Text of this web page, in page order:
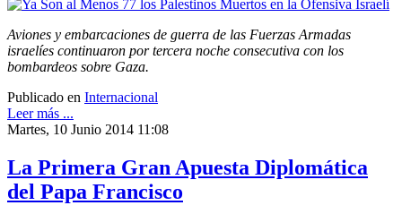
Aviones y embarcaciones de guerra de las Fuerzas Armadas
israelíes continuaron por tercera noche consecutiva con los
bombardeos sobre Gaza.
Publicado en Internacional
Leer más ...
Martes, 10 Junio 2014 11:08
La Primera Gran Apuesta Diplomática
del Papa Francisco